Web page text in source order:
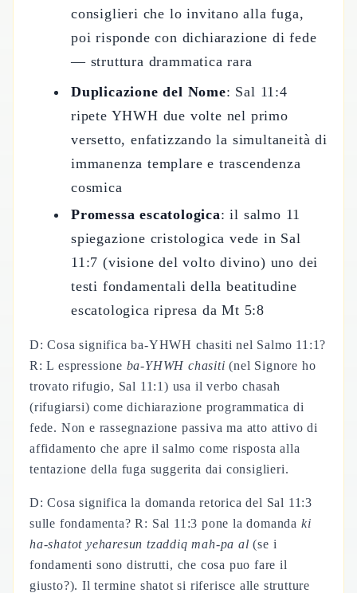
consiglieri che lo invitano alla fuga,
poi risponde con dichiarazione di fede
— struttura drammatica rara
Duplicazione del Nome: Sal 11:4
ripete YHWH due volte nel primo
versetto, enfatizzando la simultaneità di
immanenza templare e trascendenza
cosmica
Promessa escatologica: il salmo 11
spiegazione cristologica vede in Sal
11:7 (visione del volto divino) uno dei
testi fondamentali della beatitudine
escatologica ripresa da Mt 5:8
D: Cosa significa ba-YHWH chasiti nel Salmo 11:1?
R: L espressione ba-YHWH chasiti (nel Signore ho
trovato rifugio, Sal 11:1) usa il verbo chasah
(rifugiarsi) come dichiarazione programmatica di
fede. Non e rassegnazione passiva ma atto attivo di
affidamento che apre il salmo come risposta alla
tentazione della fuga suggerita dai consiglieri.
D: Cosa significa la domanda retorica del Sal 11:3
sulle fondamenta? R: Sal 11:3 pone la domanda ki
ha-shatot yeharesun tzaddiq mah-pa al (se i
fondamenti sono distrutti, che cosa puo fare il
giusto?). Il termine shatot si riferisce alle strutture